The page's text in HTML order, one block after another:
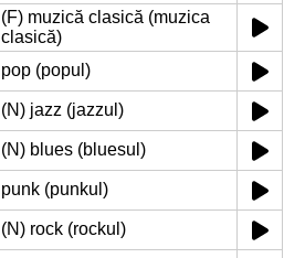
(F) muzică clasică (muzica
clasică)
pop (popul)
(N) jazz (jazzul)
(N) blues (bluesul)
punk (punkul)
(N) rock (rockul)